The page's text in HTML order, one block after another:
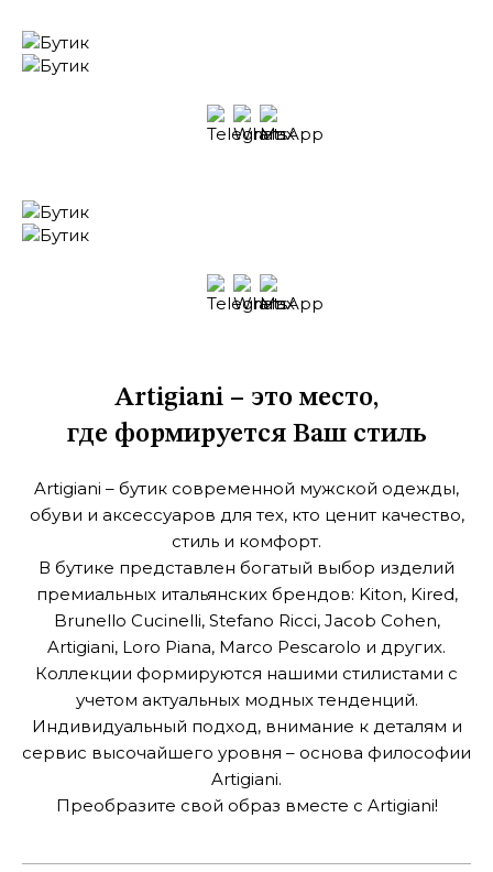
Artigiani – это место,
где формируется Ваш стиль
Artigiani – бутик современной мужской одежды,
обуви и аксессуаров для тех, кто ценит качество,
стиль и комфорт.
В бутике представлен богатый выбор изделий
премиальных итальянских брендов: Kiton, Kired,
Brunello Cucinelli, Stefano Ricci, Jacob Cohen,
Artigiani, Loro Piana, Marco Pescarolo и других.
Коллекции формируются нашими стилистами с
учетом актуальных модных тенденций.
Индивидуальный подход, внимание к деталям и
сервис высочайшего уровня – основа философии
Artigiani.
Преобразите свой образ вместе с Artigiani!